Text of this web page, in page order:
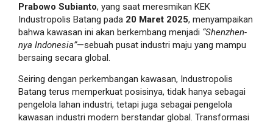
Prabowo Subianto, yang saat meresmikan KEK
Industropolis Batang pada 20 Maret 2025, menyampaikan
bahwa kawasan ini akan berkembang menjadi “Shenzhen-
nya Indonesia”—sebuah pusat industri maju yang mampu
bersaing secara global.
Seiring dengan perkembangan kawasan, Industropolis
Batang terus memperkuat posisinya, tidak hanya sebagai
pengelola lahan industri, tetapi juga sebagai pengelola
kawasan industri modern berstandar global. Transformasi